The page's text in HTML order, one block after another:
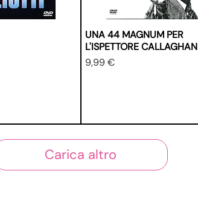
UNA 44 MAGNUM PER
L'ISPETTORE CALLAGHAN
Prezzo
9,99 €
Carica altro